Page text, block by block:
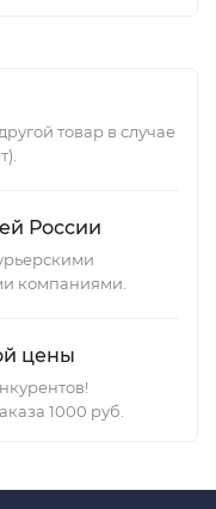
товар в случае
России
компаниями.
цены
1000 руб.